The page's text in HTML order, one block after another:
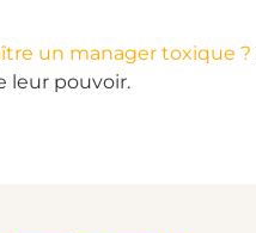
un manager toxique ?
leur pouvoir.